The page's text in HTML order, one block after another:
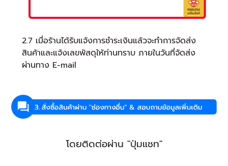
2.7 เมื่อร้านได้รับแจ้งการชำระเงินแล้วจะทำการจัดส่ง
สินค้าและแจ้งเลขพัสดุให้ท่านทราบ ภายในวันที่จัดส่ง
ผ่านทาง E-mail
โดยติดต่อผ่าน "ปุ่มแชท"